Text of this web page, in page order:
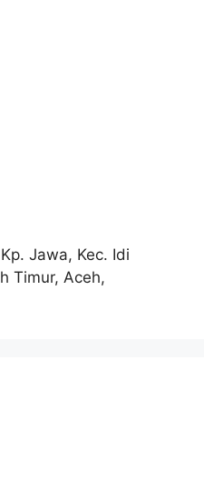
Jawa, Kec. Idi
Timur, Aceh,